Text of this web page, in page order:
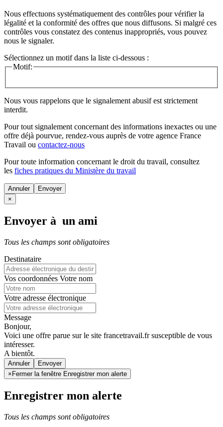
Nous effectuons systématiquement des contrôles pour vérifier la
légalité et la conformité des offres que nous diffusons. Si malgré ces
contrôles vous constatez des contenus inappropriés, vous pouvez
nous le signaler.
Sélectionnez un motif dans la liste ci-dessous :
Motif:
Nous vous rappelons que le signalement abusif est strictement
interdit.
Pour tout signalement concernant des informations inexactes ou une
offre déjà pourvue, rendez-vous auprès de votre agence France
Travail ou contactez-nous
Pour toute information concernant le droit du travail, consultez
les fiches pratiques du Ministère du travail
Annuler
×
Envoyer à un ami
Tous les champs sont obligatoires
Destinataire
Vos coordonnées Votre nom
Votre adresse électronique
Message
Bonjour,
Voici une offre parue sur le site francetravail.fr susceptible de vous
intéresser.
A bientôt.
Annuler
× Fermer la fenêtre Enregistrer mon alerte
Enregistrer mon alerte
Tous les champs sont obligatoires